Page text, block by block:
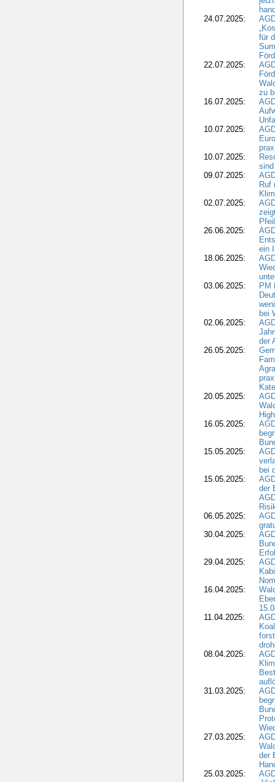
24.07.2025:
für
22.07.2025:
zu
16.07.2025:
10.07.2025:
10.07.2025:
09.07.2025:
Ruf
02.07.2025:
26.06.2025:
ein
18.06.2025:
03.06.2025:
PM
bei
02.06.2025:
der
26.05.2025:
20.05.2025:
16.05.2025:
15.05.2025:
bei
15.05.2025:
der
06.05.2025:
30.04.2025:
29.04.2025:
16.04.2025:
11.04.2025:
08.04.2025:
31.03.2025:
27.03.2025:
der
25.03.2025: